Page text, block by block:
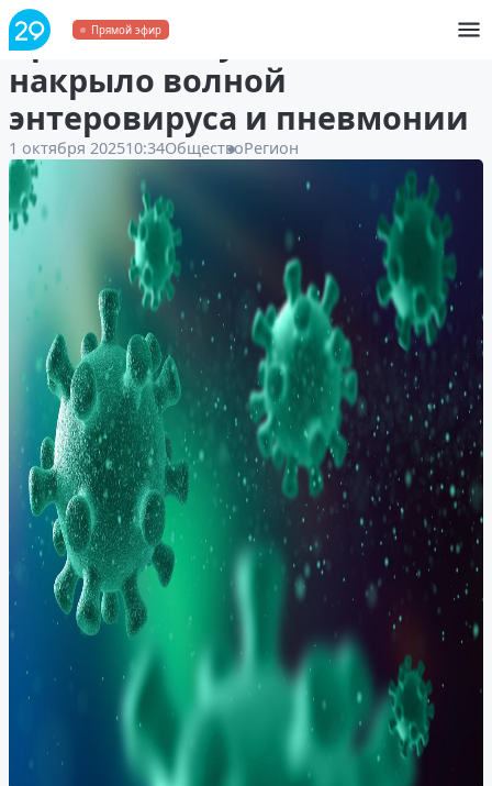
Прямой эфир
Архангельскую область
накрыло волной
энтеровируса и пневмонии
1 октября 202510:34ОбществоРегион